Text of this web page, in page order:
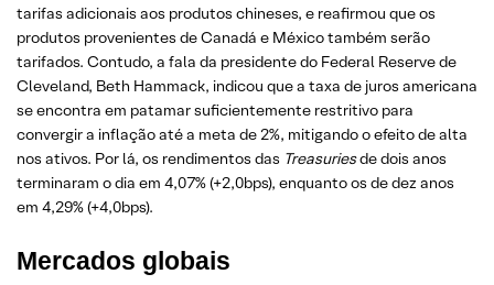
tarifas adicionais aos produtos chineses, e reafirmou que os
produtos provenientes de Canadá e México também serão
tarifados. Contudo, a fala da presidente do Federal Reserve de
Cleveland, Beth Hammack, indicou que a taxa de juros americana
se encontra em patamar suficientemente restritivo para
convergir a inflação até a meta de 2%, mitigando o efeito de alta
nos ativos. Por lá, os rendimentos das Treasuriesde dois anos
terminaram o dia em 4,07% (+2,0bps), enquanto os de dez anos
em 4,29% (+4,0bps).
Mercados globais